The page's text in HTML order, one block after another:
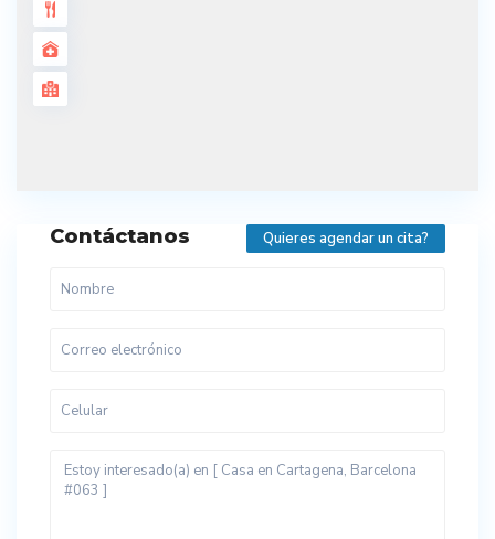
Contáctanos Quieres agendar un cita?